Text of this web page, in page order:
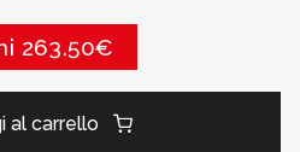
263.50€
al carrello